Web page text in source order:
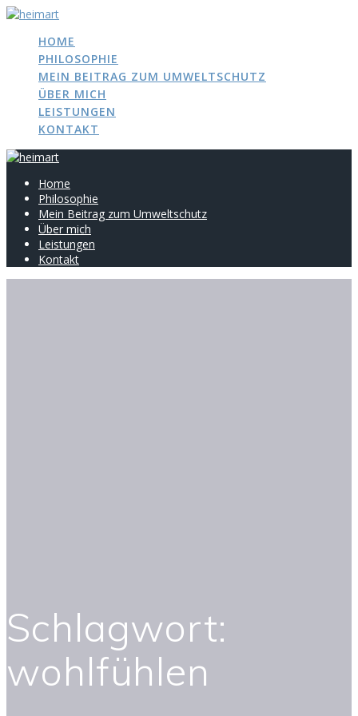
Zum
springenHOME
PHILOSOPHIE
MEIN BEITRAG ZUM UMWELTSCHUTZ
ÜBER MICH
LEISTUNGEN
KONTAKT
Home
Philosophie
Mein Beitrag zum Umweltschutz
Über mich
Leistungen
Kontakt
Schlagwort:
wohlfühlen